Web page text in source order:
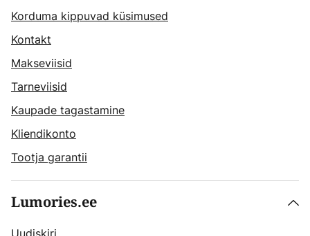
Korduma kippuvad küsimused
Kontakt
Makseviisid
Tarneviisid
Kaupade tagastamine
Kliendikonto
Tootja garantii
Lumories.ee